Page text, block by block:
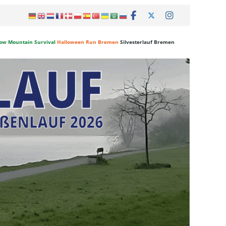
Mountain Survival Halloween Run Bremen Silvesterlauf Bremen